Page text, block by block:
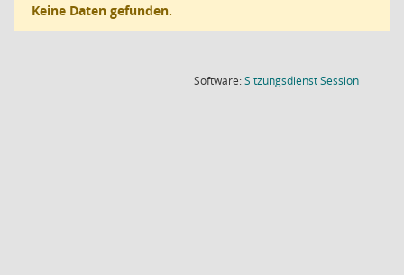
Keine Daten gefunden.
Software:SitzungsdienstSession(Wird in